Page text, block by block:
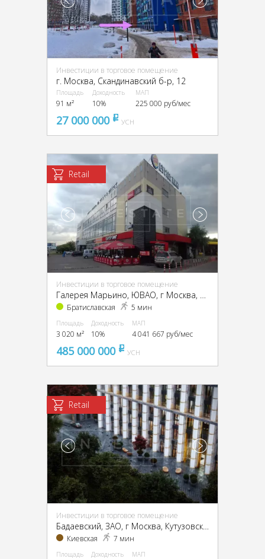
Инвестиции в торговое помещение
г. Москва, Скандинавский б-р, 12
Площадь
91 м²
Доходность
10%
МАП
225 000 руб/мес
27 000 000 pуб
УСН
Retail
Инвестиции в торговое помещение
Галерея Марьино, ЮВАО, г Москва, Люблинская ул., 92, кор. 2
Братиславская 5 мин
Площадь
3 020 м²
Доходность
10%
МАП
4 041 667 руб/мес
485 000 000 pуб
УСН
Retail
Инвестиции в торговое помещение
Киевская 7 мин
Площадь Доходность МАП